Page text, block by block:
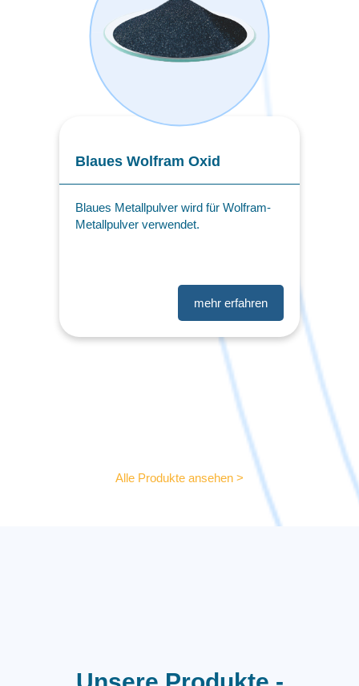
Blaues Wolfram Oxid
Blaues Metallpulver wird für Wolfram-
Metallpulver verwendet.
Alle Produkte ansehen >